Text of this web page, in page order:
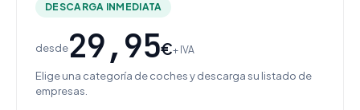
DESCARGA INMEDIATA
desde29,95€+ IVA
Elige una categoría de coches y descarga su listado de
empresas.